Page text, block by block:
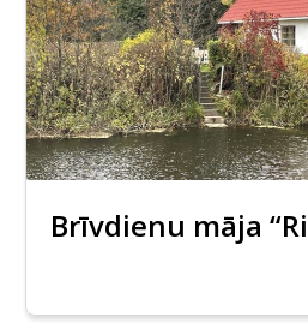
Brīvdienu māja